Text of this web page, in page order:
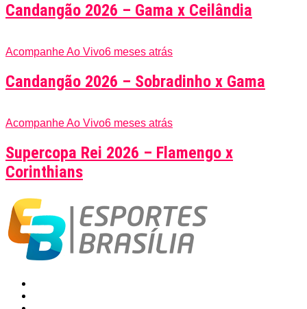
Candangão 2026 – Gama x Ceilândia
Acompanhe Ao Vivo6 meses atrás
Candangão 2026 – Sobradinho x Gama
Acompanhe Ao Vivo6 meses atrás
Supercopa Rei 2026 – Flamengo x
Corinthians